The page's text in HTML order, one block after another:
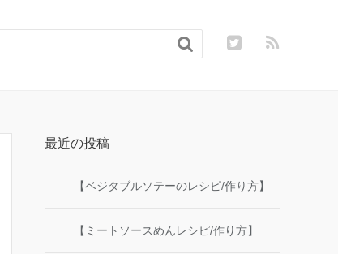

最近の投稿
【ベジタブルソテーのレシピ/作り方】
【ミートソースめんレシピ/作り方】